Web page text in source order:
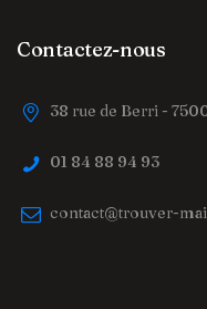
Contactez-nous
38 rue de Berri -
01 84 88 94 93
contact@trouver-